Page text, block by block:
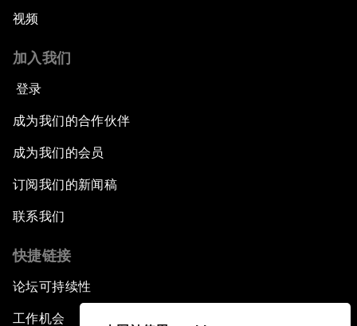
视频
加入我们
登录
成为我们的合作伙伴
成为我们的会员
订阅我们的新闻稿
联系我们
快捷链接
论坛可持续性
工作机会